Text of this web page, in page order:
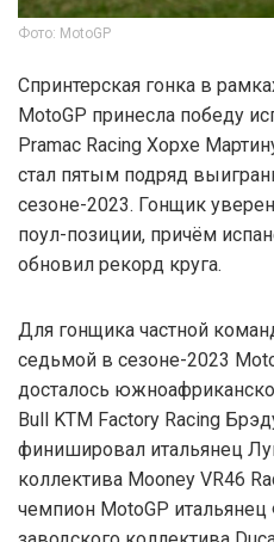
Фото: MotoGP
Cпринтерская гонка в
MotoGP принесла победу
Pramac Racing Хорхе
стал пятым подряд
сезоне-2023. Гонщик
поул-позиции, причём
обновил рекорд круга.
Для гонщика частной
седьмой в сезоне-2023
досталось
Bull KTM Factory Racing
финишировал итальянец
коллектива Mooney VR46
чемпион MotoGP